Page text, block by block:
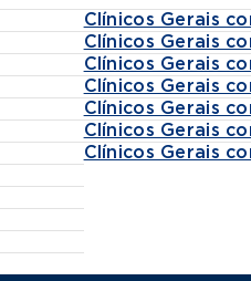
Clínicos Gerais
Clínicos Gerais
Clínicos Gerais
Clínicos Gerais
Clínicos Gerais
Clínicos Gerais
Clínicos Gerais